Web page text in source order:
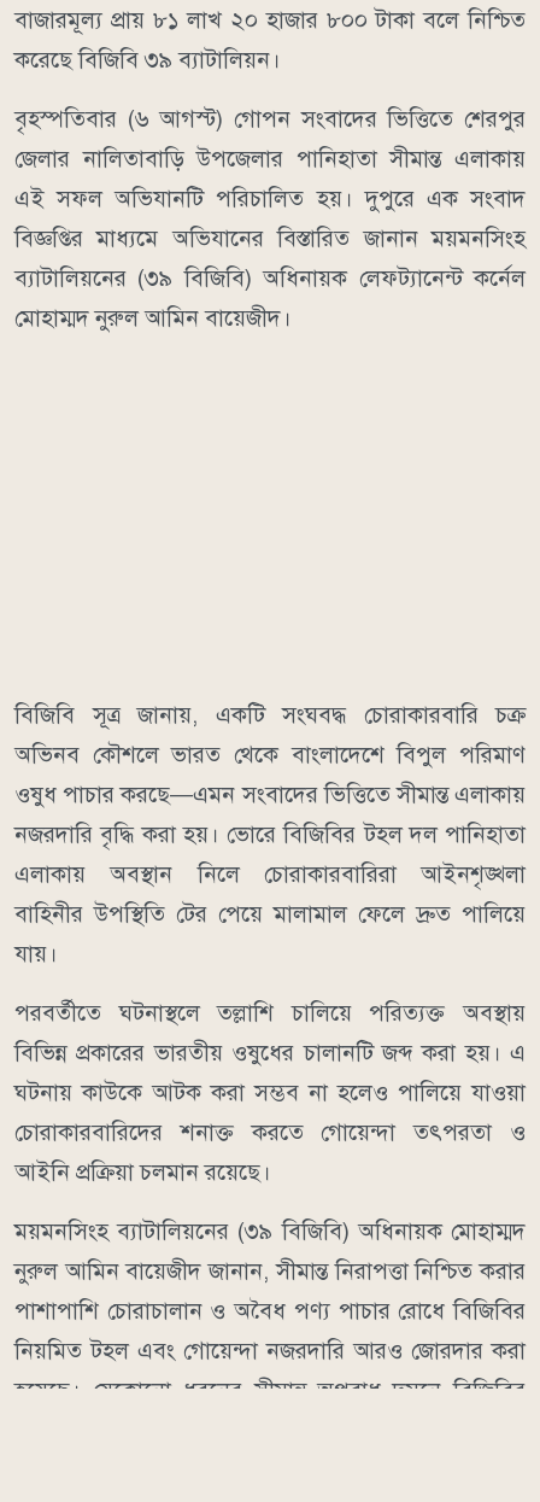
বাজারমূল্য প্রায় ৮১ লাখ ২০ হাজার ৮০০ টাকা বলে নিশ্চিত
করেছে বিজিবি ৩৯ ব্যাটালিয়ন।
বৃহস্পতিবার (৬ আগস্ট) গোপন সংবাদের ভিত্তিতে শেরপুর
জেলার নালিতাবাড়ি উপজেলার পানিহাতা সীমান্ত এলাকায়
এই সফল অভিযানটি পরিচালিত হয়। দুপুরে এক সংবাদ
বিজ্ঞপ্তির মাধ্যমে অভিযানের বিস্তারিত জানান ময়মনসিংহ
ব্যাটালিয়নের (৩৯ বিজিবি) অধিনায়ক লেফট্যানেন্ট কর্নেল
মোহাম্মদ নুরুল আমিন বায়েজীদ।
বিজিবি সূত্র জানায়, একটি সংঘবদ্ধ চোরাকারবারি চক্র
অভিনব কৌশলে ভারত থেকে বাংলাদেশে বিপুল পরিমাণ
ওষুধ পাচার করছে—এমন সংবাদের ভিত্তিতে সীমান্ত এলাকায়
নজরদারি বৃদ্ধি করা হয়। ভোরে বিজিবির টহল দল পানিহাতা
এলাকায় অবস্থান নিলে চোরাকারবারিরা আইনশৃঙ্খলা
বাহিনীর উপস্থিতি টের পেয়ে মালামাল ফেলে দ্রুত পালিয়ে
যায়।
পরবর্তীতে ঘটনাস্থলে তল্লাশি চালিয়ে পরিত্যক্ত অবস্থায়
বিভিন্ন প্রকারের ভারতীয় ওষুধের চালানটি জব্দ করা হয়। এ
ঘটনায় কাউকে আটক করা সম্ভব না হলেও পালিয়ে যাওয়া
চোরাকারবারিদের শনাক্ত করতে গোয়েন্দা তৎপরতা ও
আইনি প্রক্রিয়া চলমান রয়েছে।
ময়মনসিংহ ব্যাটালিয়নের (৩৯ বিজিবি) অধিনায়ক মোহাম্মদ
নুরুল আমিন বায়েজীদ জানান, সীমান্ত নিরাপত্তা নিশ্চিত করার
পাশাপাশি চোরাচালান ও অবৈধ পণ্য পাচার রোধে বিজিবির
নিয়মিত টহল এবং গোয়েন্দা নজরদারি আরও জোরদার করা
হয়েছে। যেকোনো ধরনের সীমান্ত অপরাধ দমনে বিজিবির